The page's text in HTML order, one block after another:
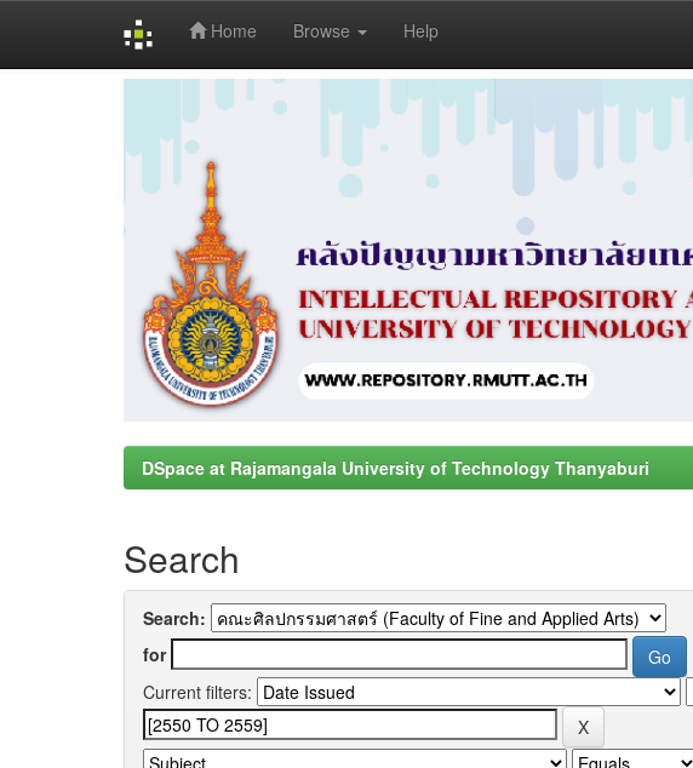
Home Browse Help
DSpace at Rajamangala University of Technology Thanyaburi
Search
Search:
for
Current filters: